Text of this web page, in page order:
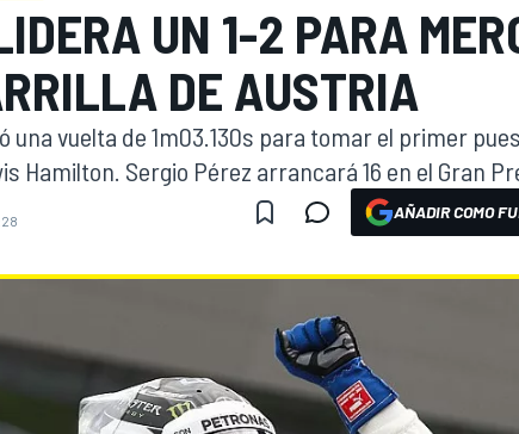
UN 1-2 PARA
DE AUSTRIA
una vuelta de 1m03.130s para tomar el primer
Hamilton. Sergio Pérez arrancará 16 en el Gran
AÑADIR COMO